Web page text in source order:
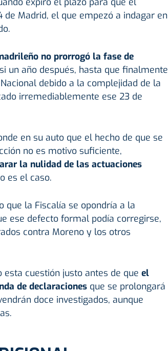
de Madrid, el que empezó a indagar en
no prorrogó la fase de
un año después, hasta que finalmente
debido a la complejidad de la
irremediablemente ese 23 de
en su auto que el hecho de que se
no es motivo suficiente,
la nulidad de las actuaciones
es el caso.
que la Fiscalía se opondría a la
ese defecto formal podía corregirse,
contra Moreno y los otros
cuestión justo antes de que el
de declaracionesque se prolongará
doce investigados, aunque